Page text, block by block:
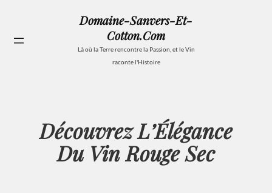
contenu
Domaine-Sanvers-Et-
Cotton.com
Là où la Terre rencontre la Passion, et le Vin
raconte l'Histoire
Découvrez L’Élégance
Du Vin Rouge Sec